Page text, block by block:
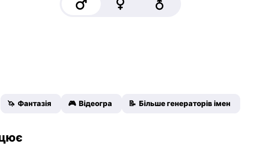
🦄 Фантазія 🎮 Відеогра 📝 Більше генераторів імен